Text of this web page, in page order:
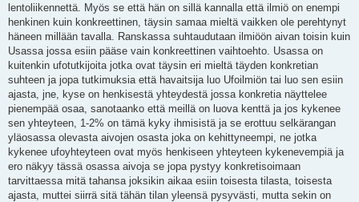
lentoliikennettä. Myös se että hän on sillä kannalla että ilmiö on enempi
henkinen kuin konkreettinen, täysin samaa mieltä vaikken ole perehtynyt
häneen millään tavalla. Ranskassa suhtaudutaan ilmiöön aivan toisin kuin
Usassa jossa esiin pääse vain konkreettinen vaihtoehto. Usassa on
kuitenkin ufotutkijoita jotka ovat täysin eri mieltä täyden konkretian
suhteen ja jopa tutkimuksia että havaitsija luo Ufoilmiön tai luo sen esiin
ajasta, jne, kyse on henkisestä yhteydestä jossa konkretia näyttelee
pienempää osaa, sanotaanko että meillä on luova kenttä ja jos kykenee
sen yhteyteen, 1-2% on tämä kyky ihmisistä ja se erottuu selkärangan
yläosassa olevasta aivojen osasta joka on kehittyneempi, ne jotka
kykenee ufoyhteyteen ovat myös henkiseen yhteyteen kykenevempiä ja
ero näkyy tässä osassa aivoja se jopa pystyy konkretisoimaan
tarvittaessa mitä tahansa joksikin aikaa esiin toisesta tilasta, toisesta
ajasta, muttei siirrä sitä tähän tilan yleensä pysyvästi, mutta sekin on